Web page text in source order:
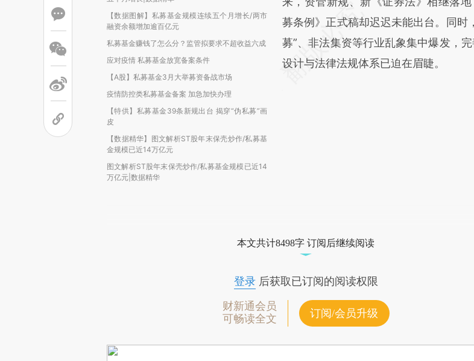
【数据图解】私募基金规模连续五个月增长/两市
融资余额增加逾百亿元
私募基金赚钱了怎么分？监管拟要求不超收益六成
应对疫情 私募基金放宽备案条件
【A股】私募基金3月大举募资备战市场
疫情防控类私募基金备案 加急加快办理
【特供】私募基金39条新规出台 揭穿“伪私募”画
皮
【数据精华】图文解析ST股年末保壳炒作/私募基
金规模已近14万亿元
图文解析ST股年末保壳炒作/私募基金规模已近14
万亿元|数据精华
募条例》正式稿却迟迟未能出台。同时
募”、非法集资等行业乱象集中爆发，
设计与法律法规体系已迫在眉睫。
本文共计8498字 订阅后继续阅读
登录后获取已订阅的阅读权限
财新通会员
可畅读全文
订阅/会员升级